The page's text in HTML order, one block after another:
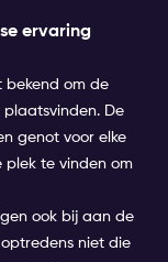
ervaring
bekend om de
De
genot voor elke
plek te vinden om
ook bij aan de
niet die